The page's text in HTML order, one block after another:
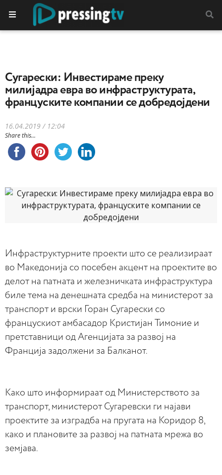
Сугарески: Инвестираме преку
милијадра евра во инфраструктурата,
француските компании се добрeдојдени
16.04.2019 / 12:04
Share this...
Инфраструктурните проекти што се реализираат
во Македонија со посебен акцент на проектите во
делот на патната и железничката инфраструктура
биле тема на денешната средба на министерот за
транспорт и врски Горан Сугарески со
францускиот амбасадор Кристијан Тимоние и
претставници од Агенцијата за развој на
Франција задолжени за Балканот.
Како што информираат од Министерството за
транспорт, министерот Сугаревски ги најави
проектите за изградба на пругата на Коридор 8,
како и плановите за развој на патната мрежа во
земјава.